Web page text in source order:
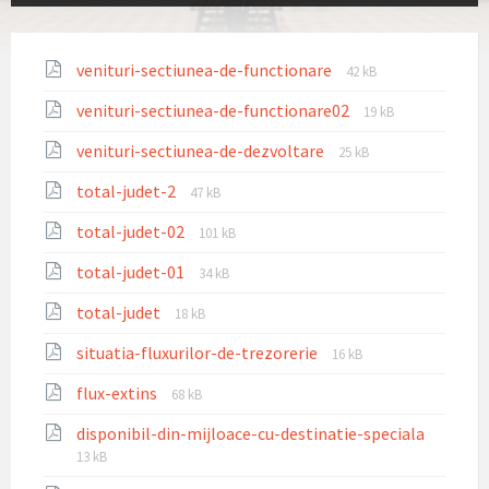
venituri-sectiunea-de-functionare
File
pdf
File
42 kB
venituri-sectiunea-de-functionare02
File
pdf
File
19 kB
venituri-sectiunea-de-dezvoltare
File
File
25 kB
total-judet-2
File
pdf
File
47 kB
total-judet-02
File
pdf
File
101 kB
total-judet-01
File
pdf
File
34 kB
total-judet
File
pdf
File
18 kB
situatia-fluxurilor-de-trezorerie
File
File
16 kB
flux-extins
File
pdf
File
68 kB
disponibil-din-mijloace-cu-destinatie-speciala
13 kB